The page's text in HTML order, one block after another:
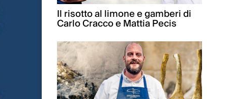
Il risotto al limone e gamberi di
Carlo Cracco e Mattia Pecis